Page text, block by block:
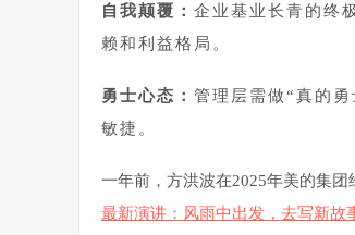
自我颠覆： 企业基业长青的终
赖和利益格局。
勇士心态： 管理层需做“真的
敏捷。
一年前，方洪波在2025年美的集
最新演讲：风雨中出发，去写新故